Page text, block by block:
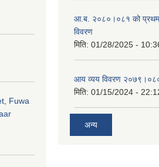
Fuwa
आ.ब. २०८०।०८१ को
विवरण
मिति: 01/28/2025 -
आय व्यय विवरण
मिति: 01/15/2024 -
अन्य